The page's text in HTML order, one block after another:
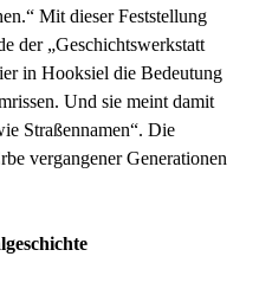
Mit dieser Feststellung
der „Geschichtswerkstatt
in Hooksiel die Bedeutung
Und sie meint damit
Straßennamen“. Die
vergangener Generationen